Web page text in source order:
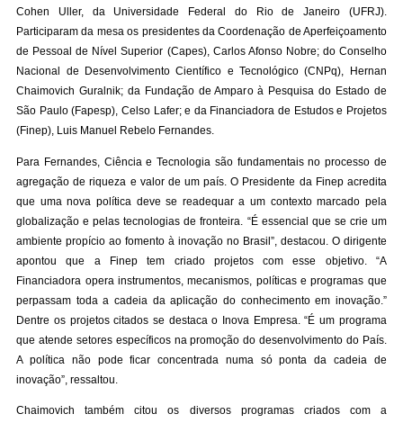
Cohen Uller, da Universidade Federal do Rio de Janeiro (UFRJ).
Participaram da mesa os presidentes da Coordenação de Aperfeiçoamento
de Pessoal de Nível Superior (Capes), Carlos Afonso Nobre; do Conselho
Nacional de Desenvolvimento Científico e Tecnológico (CNPq), Hernan
Chaimovich Guralnik; da Fundação de Amparo à Pesquisa do Estado de
São Paulo (Fapesp), Celso Lafer; e da Financiadora de Estudos e Projetos
(Finep), Luis Manuel Rebelo Fernandes.
Para Fernandes, Ciência e Tecnologia são fundamentais no processo de
agregação de riqueza e valor de um país. O Presidente da Finep acredita
que uma nova política deve se readequar a um contexto marcado pela
globalização e pelas tecnologias de fronteira. “É essencial que se crie um
ambiente propício ao fomento à inovação no Brasil”, destacou. O dirigente
apontou que a Finep tem criado projetos com esse objetivo. “A
Financiadora opera instrumentos, mecanismos, políticas e programas que
perpassam toda a cadeia da aplicação do conhecimento em inovação.”
Dentre os projetos citados se destaca o Inova Empresa. “É um programa
que atende setores específicos na promoção do desenvolvimento do País.
A política não pode ficar concentrada numa só ponta da cadeia de
inovação”, ressaltou.
Chaimovich também citou os diversos programas criados com a